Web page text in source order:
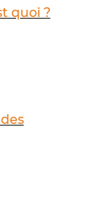
quoi ?